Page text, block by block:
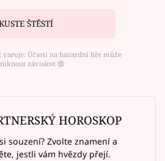
ŠTĚSTÍ
Účastí na hazardní hře může
závislost ⑱
HOROSKOP
souzení? Zvolte znamení a
jestli vám hvězdy přejí.